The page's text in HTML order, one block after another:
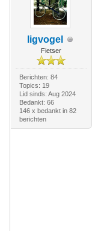
ligvogel
Fietser
Berichten: 84
Topics: 19
Lid sinds: Aug 2024
Bedankt: 66
146 x bedankt in 82
berichten